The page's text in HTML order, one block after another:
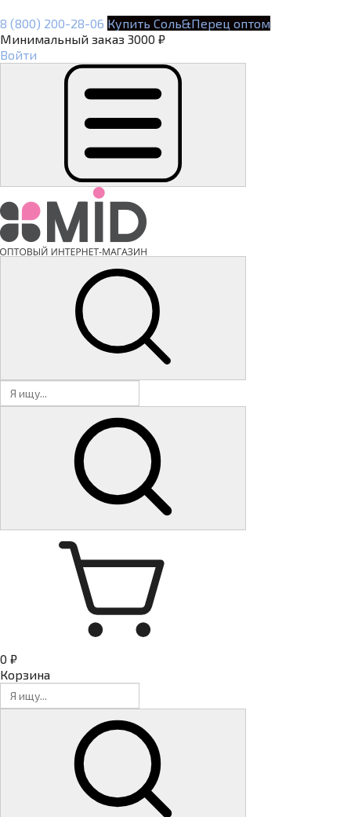
8 (800) 200-28-06 Купить Соль&Перец оптом
Минимальный заказ 3000 ₽
Войти
0 ₽
Корзина